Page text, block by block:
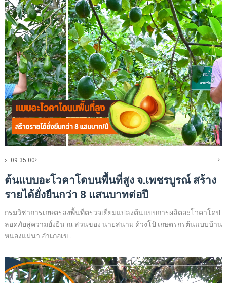
09:35:00
ต้นแบบอะโวคาโดบนพื้นที่สูง จ.เพชรบูรณ์ สร้าง
รายได้ยั่งยืนกว่า 8 แสนบาทต่อปี
กรมวิชาการเกษตรลงพื้นที่ตรวจเยี่ยมแปลงต้นแบบการผลิตอะโวคาโดป
ลอดภัยสู่ความยั่งยืน ณ สวนของ นายสนาม ด้วงโป้ เกษตรกรต้นแบบบ้าน
หนองแม่นา อำเภอเข...